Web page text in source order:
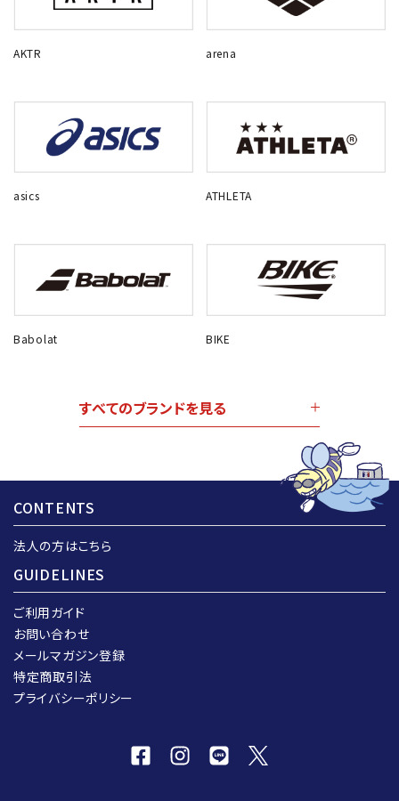
AKTR arena
asics ATHLETA
Babolat BIKE
すべてのブランドを見る
CONTENTS
法人の方はこちら
GUIDELINES
ご利用ガイド
お問い合わせ
メールマガジン登録
特定商取引法
プライバシーポリシー